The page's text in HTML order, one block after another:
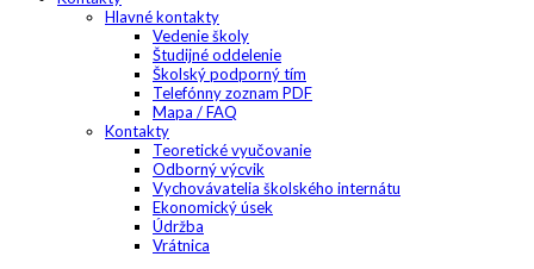
Hlavné kontakty
Vedenie školy
Študijné oddelenie
Školský podporný tím
Telefónny zoznam PDF
Mapa / FAQ
Kontakty
Teoretické vyučovanie
Odborný výcvik
Vychovávatelia školského internátu
Ekonomický úsek
Údržba
Vrátnica